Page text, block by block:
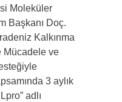
Moleküler
Başkanı Doç.
Kalkınma
Mücadele ve
3 aylık
adlı